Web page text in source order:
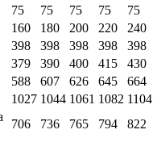
75 75 75 75
75
160 180 200 220
240
398 398 398 398
398
379 390 400 415
430
588 607 626 645
664
1027 1044 1061 1082 1104
706 736 765 794 822